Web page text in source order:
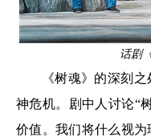
话剧
《树魂》的深刻
神危机。剧中人讨论“
价值。我们将什么视